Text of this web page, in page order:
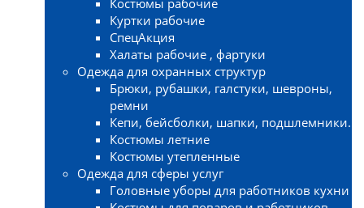
Куртки рабочие
СпецАкция
Халаты рабочие , фартуки
Одежда для охранных структур
Брюки, рубашки, галстуки, шевроны,
ремни
Кепи, бейсболки, шапки, подшлемники.
Костюмы летние
Костюмы утепленные
Одежда для сферы услуг
Головные уборы для работников кухни